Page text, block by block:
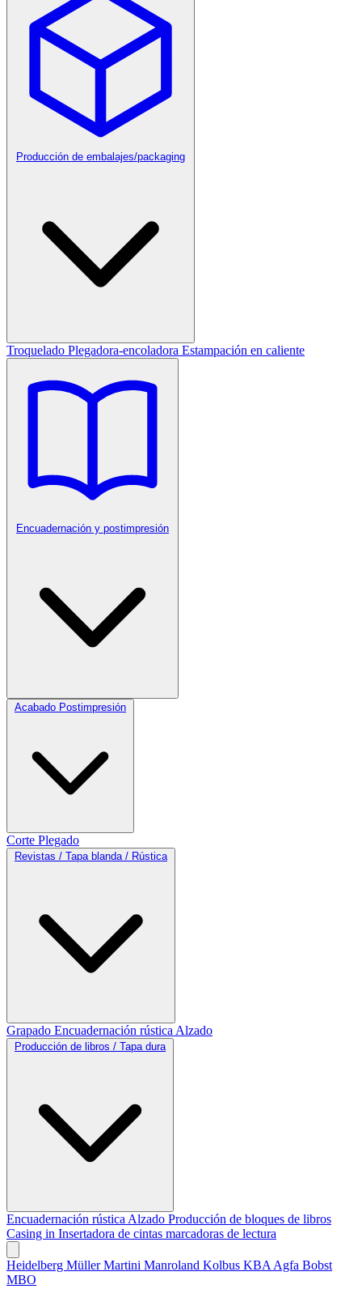
Producción de embalajes/packaging
Troquelado Plegadora-encoladora Estampación en caliente
Encuadernación y postimpresión
Acabado Postimpresión
Corte Plegado
Revistas / Tapa blanda / Rústica
Grapado Encuadernación rústica Alzado
Producción de libros / Tapa dura
Encuadernación rústica Alzado Producción de bloques de libros
Casing in Insertadora de cintas marcadoras de lectura
Heidelberg Müller Martini Manroland Kolbus KBA Agfa Bobst
MBO